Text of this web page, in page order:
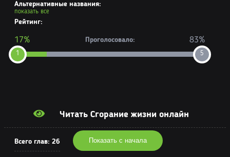
Альтернативные названия:
показать все
Рейтинг:
1
17% Проголосовало:
5
83%
Читать Сгорание жизни онлайн
Всего глав: 26 Показать с начала